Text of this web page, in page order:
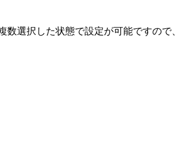
数選択した状態で設定が可能ですので、